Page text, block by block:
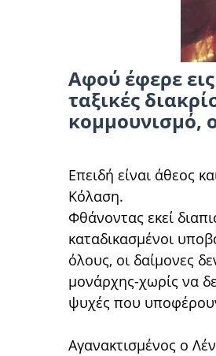
Αφού έφερε
ταξικές
κομμουνισμό,
Επειδή είναι άθεος
Κόλαση.
Φθάνοντας εκεί
καταδικασμένοι
όλους, οι δαίμονες
μονάρχης-χωρίς να
ψυχές που
Αγανακτισμένος ο